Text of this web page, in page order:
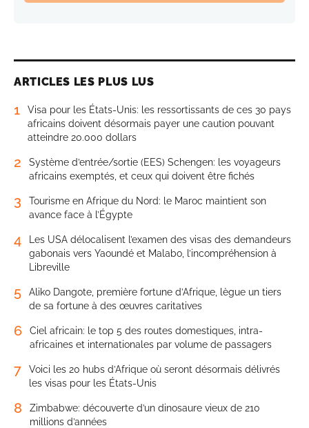
ARTICLES LES PLUS LUS
1
Visa pour les États-Unis: les ressortissants de ces 30 pays
africains doivent désormais payer une caution pouvant
atteindre 20.000 dollars
2
Système d’entrée/sortie (EES) Schengen: les voyageurs
africains exemptés, et ceux qui doivent être fichés
3
Tourisme en Afrique du Nord: le Maroc maintient son
avance face à l’Égypte
4
Les USA délocalisent l’examen des visas des demandeurs
gabonais vers Yaoundé et Malabo, l’incompréhension à
Libreville
5
Aliko Dangote, première fortune d’Afrique, lègue un tiers
de sa fortune à des œuvres caritatives
6
Ciel africain: le top 5 des routes domestiques, intra-
africaines et internationales par volume de passagers
7
Voici les 20 hubs d’Afrique où seront désormais délivrés
les visas pour les États-Unis
8
Zimbabwe: découverte d’un dinosaure vieux de 210
millions d’années